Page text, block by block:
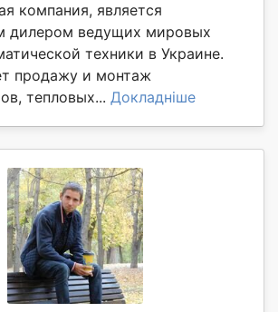
компания, является
дилером ведущих мировых
техники в Украине.
продажу и монтаж
тепловых... Докладніше